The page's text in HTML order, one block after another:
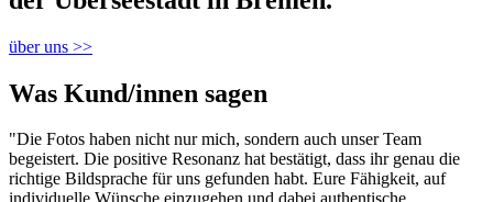
über uns >>
Was Kund/innen sagen
"Die Fotos haben nicht nur mich, sondern auch unser Team
begeistert. Die positive Resonanz hat bestätigt, dass ihr genau die
richtige Bildsprache für uns gefunden habt. Eure Fähigkeit, auf